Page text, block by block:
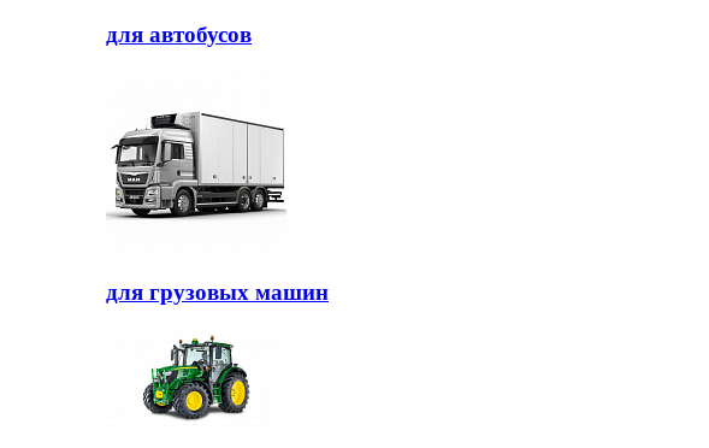
для автобусов
для грузовых машин